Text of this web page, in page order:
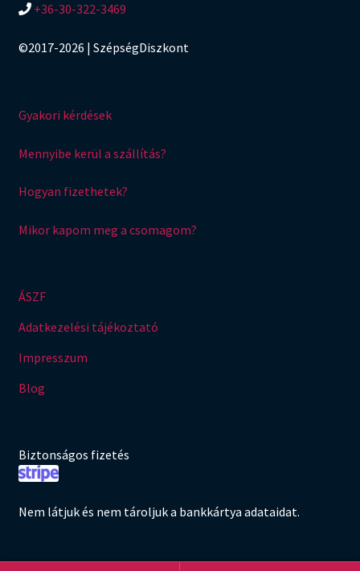
+36-30-322-3469
©2017-2026 | SzépségDiszkont
Gyakori kérdések
Mennyibe kerül a szállítás?
Hogyan fizethetek?
Mikor kapom meg a csomagom?
ÁSZF
Adatkezelési tájékoztató
Impresszum
Blog
Biztonságos fizetés
Nem látjuk és nem tároljuk a bankkártya adataidat.